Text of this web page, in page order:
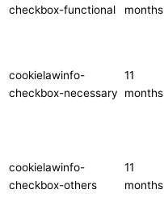
checkbox-functional
months
cookielawinfo-
checkbox-necessary
11
months
cookielawinfo-
checkbox-others
11
months